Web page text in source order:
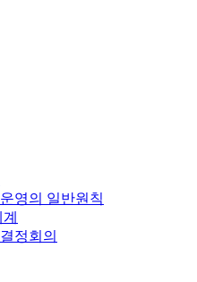
영의 일반원칙
정회의